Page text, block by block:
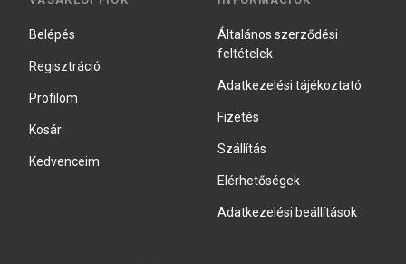
Belépés
Regisztráció
Profilom
Kosár
Kedvenceim
Általános szerződési
feltételek
Adatkezelési tájékoztató
Fizetés
Szállítás
Elérhetőségek
Adatkezelési beállítások